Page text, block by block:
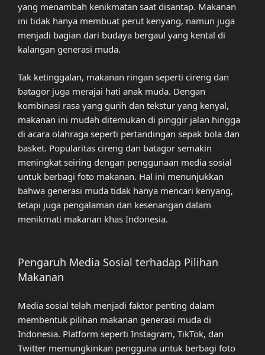
yang menambah kenikmatan saat disantap. Makanan
ini tidak hanya membuat perut kenyang, namun juga
menjadi bagian dari budaya bergaul yang kental di
kalangan generasi muda.
Tak ketinggalan, makanan ringan seperti cireng dan
batagor juga merajai hati anak muda. Dengan
kombinasi rasa yang gurih dan tekstur yang kenyal,
makanan ini mudah ditemukan di pinggir jalan hingga
di acara olahraga seperti pertandingan sepak bola dan
basket. Popularitas cireng dan batagor semakin
meningkat seiring dengan penggunaan media sosial
untuk berbagi foto makanan. Hal ini menunjukkan
bahwa generasi muda tidak hanya mencari kenyang,
tetapi juga pengalaman dan kesenangan dalam
menikmati makanan khas Indonesia.
Pengaruh Media Sosial terhadap Pilihan
Makanan
Media sosial telah menjadi faktor penting dalam
membentuk pilihan makanan generasi muda di
Indonesia. Platform seperti Instagram, TikTok, dan
Twitter memungkinkan pengguna untuk berbagi foto